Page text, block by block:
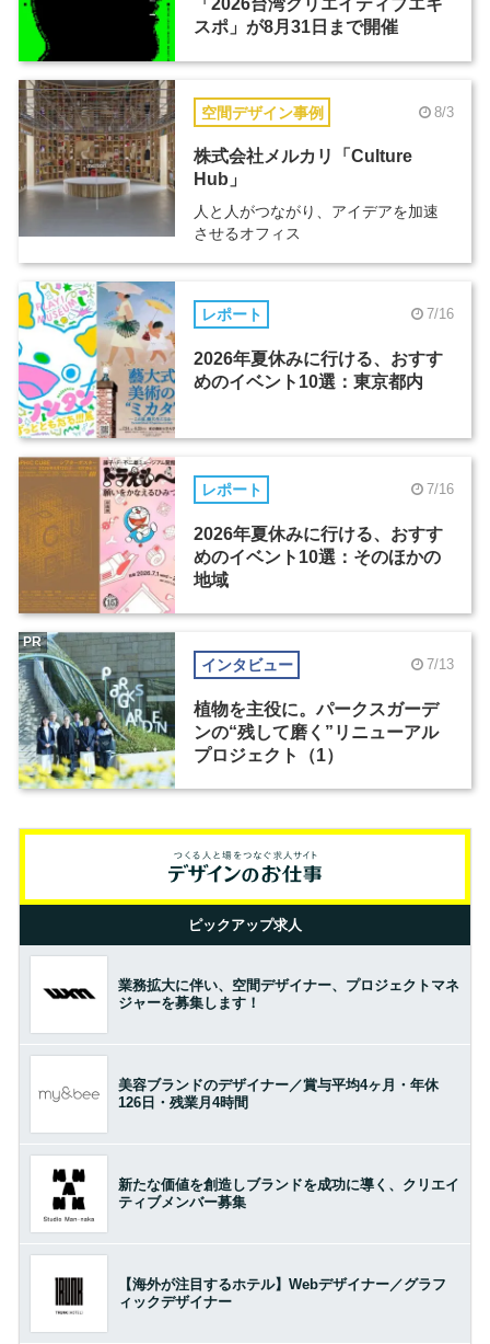
「2026台湾クリエイティブエキ
スポ」が8月31日まで開催
空間デザイン事例 8/3
株式会社メルカリ「Culture
Hub」
人と人がつながり、アイデアを加速
させるオフィス
レポート 7/16
2026年夏休みに行ける、おすす
めのイベント10選：東京都内
レポート 7/16
2026年夏休みに行ける、おすす
めのイベント10選：そのほかの
地域
インタビュー 7/13
植物を主役に。パークスガーデ
ンの“残して磨く”リニューアル
プロジェクト（1）
PR
ピックアップ求人
業務拡大に伴い、空間デザイナー、プロジェクトマネ
ジャーを募集します！
美容ブランドのデザイナー／賞与平均4ヶ月・年休
126日・残業月4時間
新たな価値を創造しブランドを成功に導く、クリエイ
ティブメンバー募集
【海外が注目するホテル】Webデザイナー／グラフ
ィックデザイナー